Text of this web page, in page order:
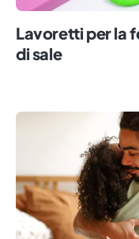
Lavoretti per la
di sale